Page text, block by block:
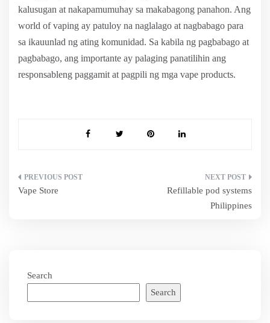
kalusugan at nakapamumuhay sa makabagong panahon. Ang
world of vaping ay patuloy na naglalago at nagbabago para
sa ikauunlad ng ating komunidad. Sa kabila ng pagbabago at
pagbabago, ang importante ay palaging panatilihin ang
responsableng paggamit at pagpili ng mga vape products.
Post
Vape Store
Refillable pod systems
Philippines
Search
Search